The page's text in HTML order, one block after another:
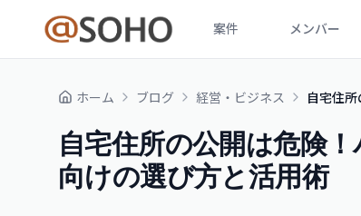
案件 メンバー
ホーム ブログ 経営・ビジネス 自宅住
自宅住所の公開は危険
向けの選び方と活用術